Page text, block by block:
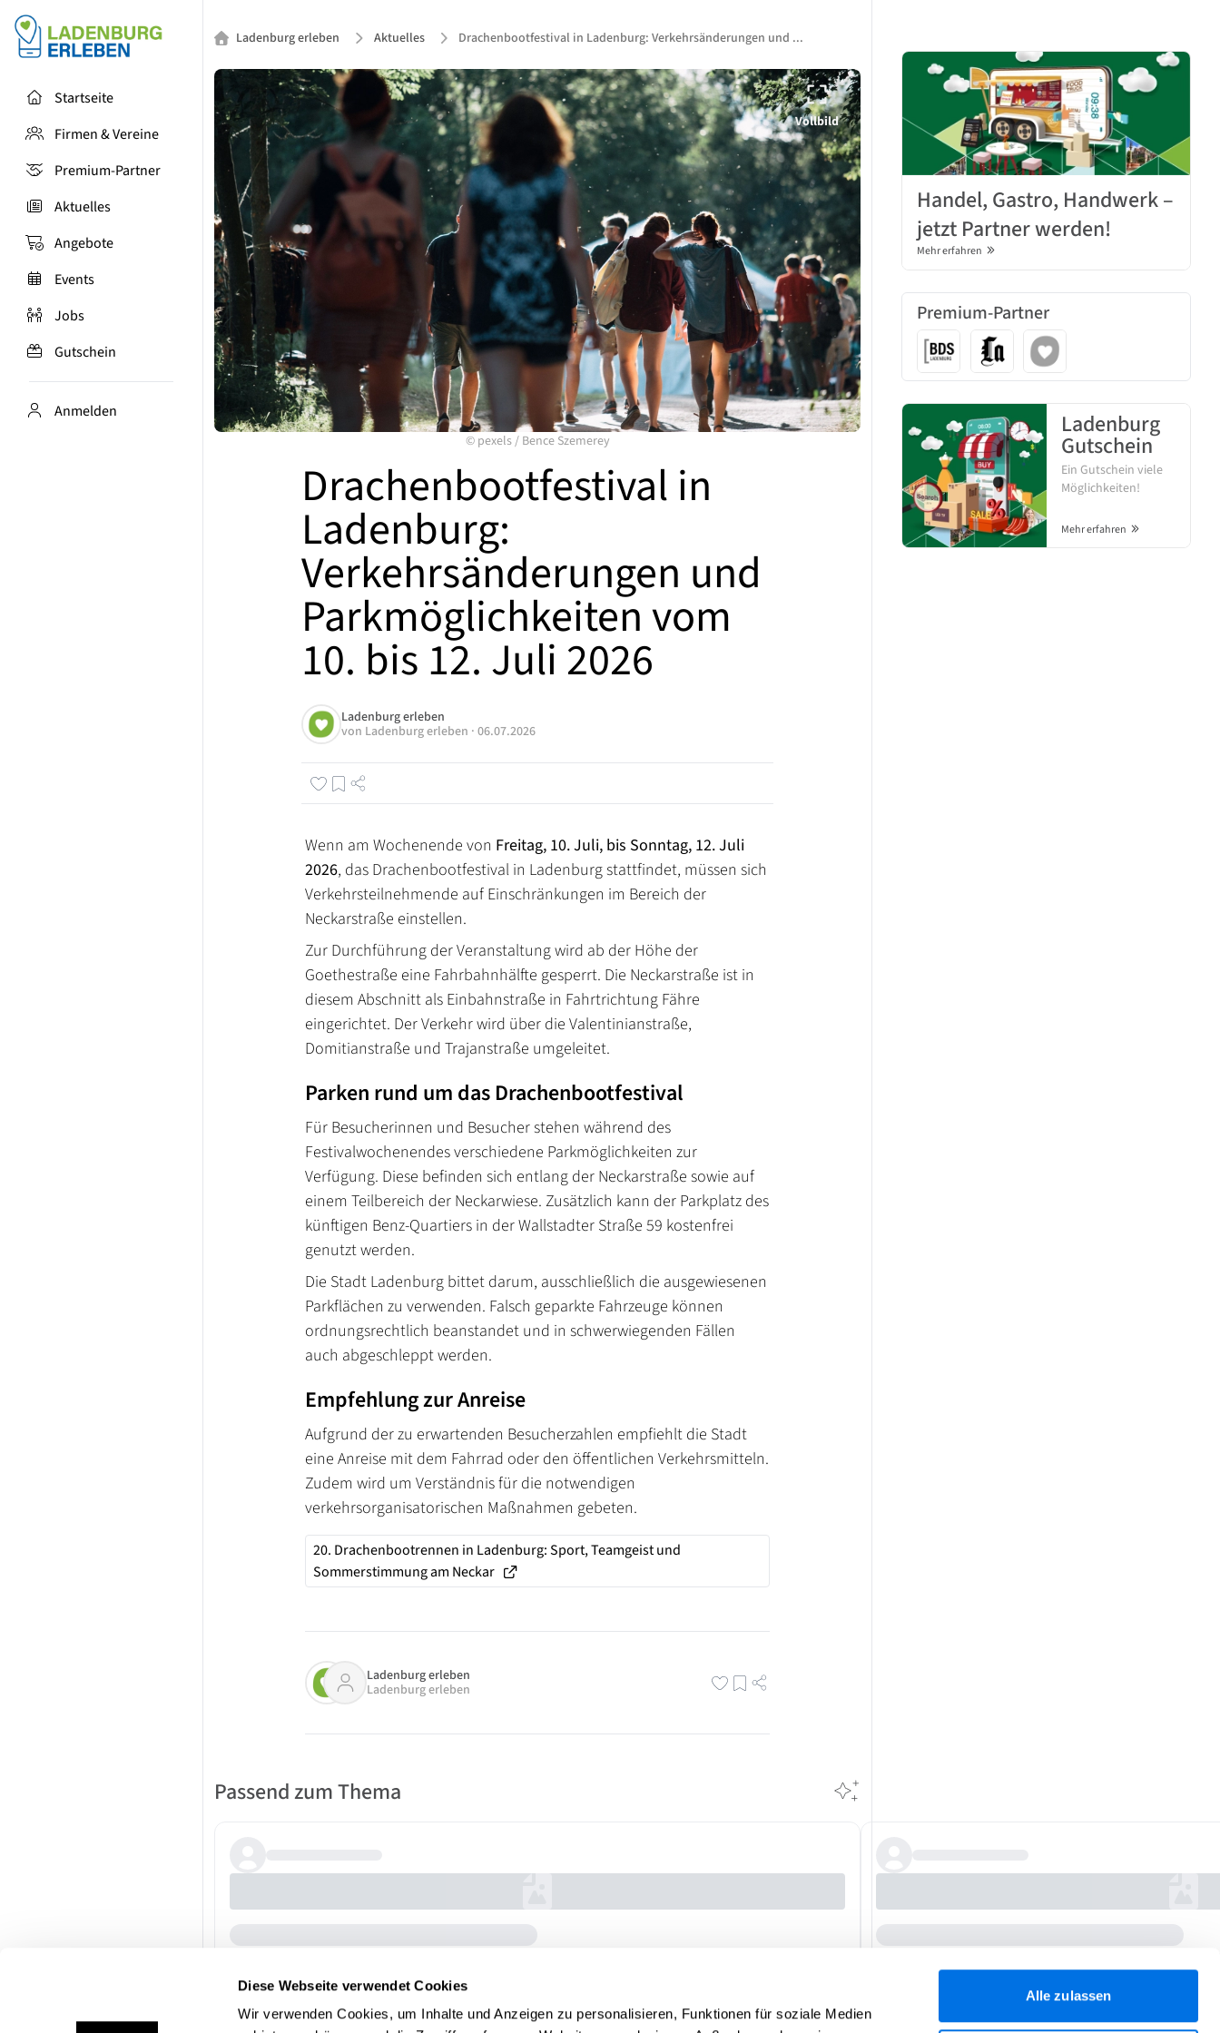
Diese Webseite verwendet Cookies
Wir verwenden Cookies, um Inhalte und Anzeigen zu personalisieren, Funktionen für soziale Medien
Alle zulassen
Startseite
Firmen & Vereine
Premium-Partner
Aktuelles
Angebote
Events
Jobs
Gutschein
Anmelden
Ladenburg erleben Aktuelles Drachenbootfestival in Ladenburg: Verkehrsänderungen und ...
Vollbild
© pexels/ Bence Szemerey
Drachenbootfestival in
Ladenburg:
Verkehrsänderungen und
Parkmöglichkeiten vom
10. bis 12. Juli 2026
Ladenburg erleben
von Ladenburg erleben · 06.07.2026
Wenn am Wochenende von Freitag, 10. Juli, bis Sonntag, 12. Juli
2026, das Drachenbootfestival in Ladenburg stattfindet, müssen sich
Verkehrsteilnehmende auf Einschränkungen im Bereich der
Neckarstraße einstellen.
Zur Durchführung der Veranstaltung wird ab der Höhe der
Goethestraße eine Fahrbahnhälfte gesperrt. Die Neckarstraße ist in
diesem Abschnitt als Einbahnstraße in Fahrtrichtung Fähre
eingerichtet. Der Verkehr wird über die Valentinianstraße,
Domitianstraße und Trajanstraße umgeleitet.
Parken rund um das Drachenbootfestival
Für Besucherinnen und Besucher stehen während des
Festivalwochenendes verschiedene Parkmöglichkeiten zur
Verfügung. Diese befinden sich entlang der Neckarstraße sowie auf
einem Teilbereich der Neckarwiese. Zusätzlich kann der Parkplatz des
künftigen Benz-Quartiers in der Wallstadter Straße 59 kostenfrei
genutzt werden.
Die Stadt Ladenburg bittet darum, ausschließlich die ausgewiesenen
Parkflächen zu verwenden. Falsch geparkte Fahrzeuge können
ordnungsrechtlich beanstandet und in schwerwiegenden Fällen
auch abgeschleppt werden.
Empfehlung zur Anreise
Aufgrund der zu erwartenden Besucherzahlen empfiehlt die Stadt
eine Anreise mit dem Fahrrad oder den öffentlichen Verkehrsmitteln.
Zudem wird um Verständnis für die notwendigen
verkehrsorganisatorischen Maßnahmen gebeten.
20. Drachenbootrennen in Ladenburg: Sport, Teamgeist und
Sommerstimmung am Neckar
Ladenburg erleben
Ladenburg erleben
Passend zum Thema
Handel, Gastro, Handwerk –
jetzt Partner werden!
Mehr erfahren
Premium-Partner
Ladenburg
Gutschein
Ein Gutschein viele
Möglichkeiten!
Mehr erfahren